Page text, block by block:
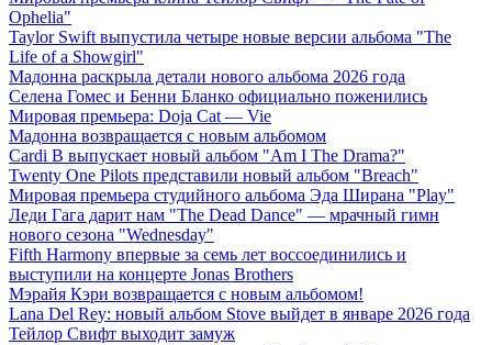
Ophelia"
Taylor Swift выпустила четыре новые версии альбома "The
Life of a Showgirl"
Мадонна раскрыла детали нового альбома 2026 года
Селена Гомес и Бенни Бланко официально поженились
Мировая премьера: Doja Cat — Vie
Мадонна возвращается с новым альбомом
Cardi B выпускает новый альбом "Am I The Drama?"
Twenty One Pilots представили новый альбом "Breach"
Мировая премьера студийного альбома Эда Ширана "Play"
Леди Гага дарит нам "The Dead Dance" — мрачный гимн
нового сезона "Wednesday"
Fifth Harmony впервые за семь лет воссоединились и
выступили на концерте Jonas Brothers
Мэрайя Кэри возвращается с новым альбомом!
Lana Del Rey: новый альбом Stove выйдет в январе 2026 года
Тейлор Свифт выходит замуж